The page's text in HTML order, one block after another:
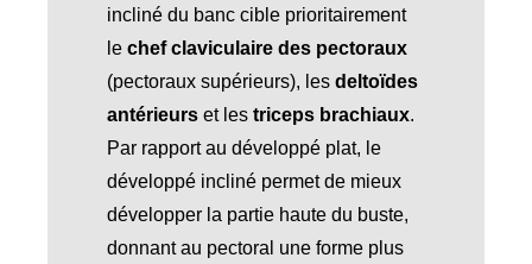
incliné du banc cible prioritairement
le chef claviculaire des pectoraux
(pectoraux supérieurs), les deltoïdes
antérieurset les triceps brachiaux.
Par rapport au développé plat, le
développé incliné permet de mieux
développer la partie haute du buste,
donnant au pectoral une forme plus